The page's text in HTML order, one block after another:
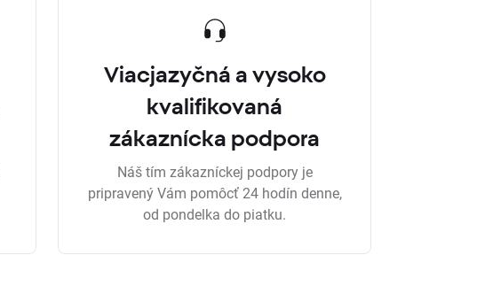
Viacjazyčná a vysoko
kvalifikovaná
zákaznícka podpora
Náš tím zákazníckej podpory je
pripravený Vám pomôcť 24 hodín denne,
od pondelka do piatku.